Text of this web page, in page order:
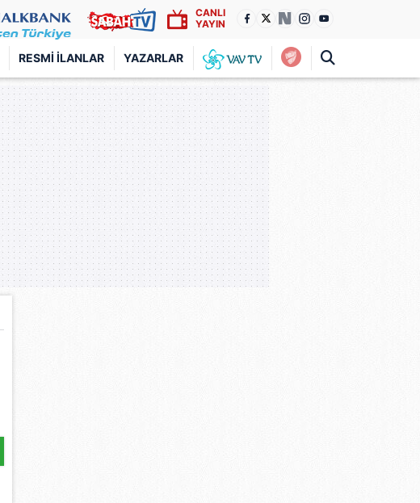
CANLI
YAYIN
RESMI İLANLAR YAZARLAR